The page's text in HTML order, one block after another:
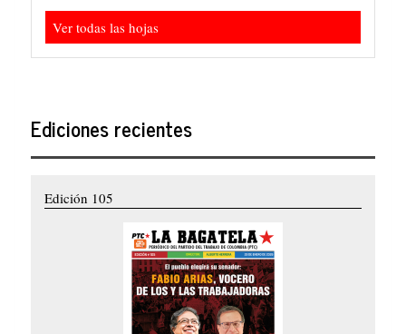
Ver todas las hojas
Ediciones recientes
Edición 105